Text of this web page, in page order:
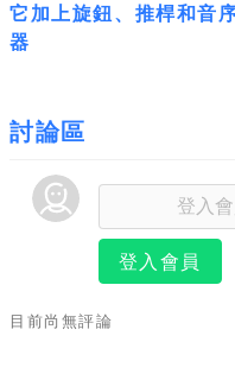
它加上旋鈕、推桿和音
器
討論區
登入會員
目前尚無評論